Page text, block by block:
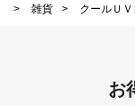
>
雑貨 > クールＵ
お